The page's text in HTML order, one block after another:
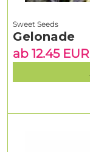
Sweet Seeds
Gelonade
ab 12.45 EUR